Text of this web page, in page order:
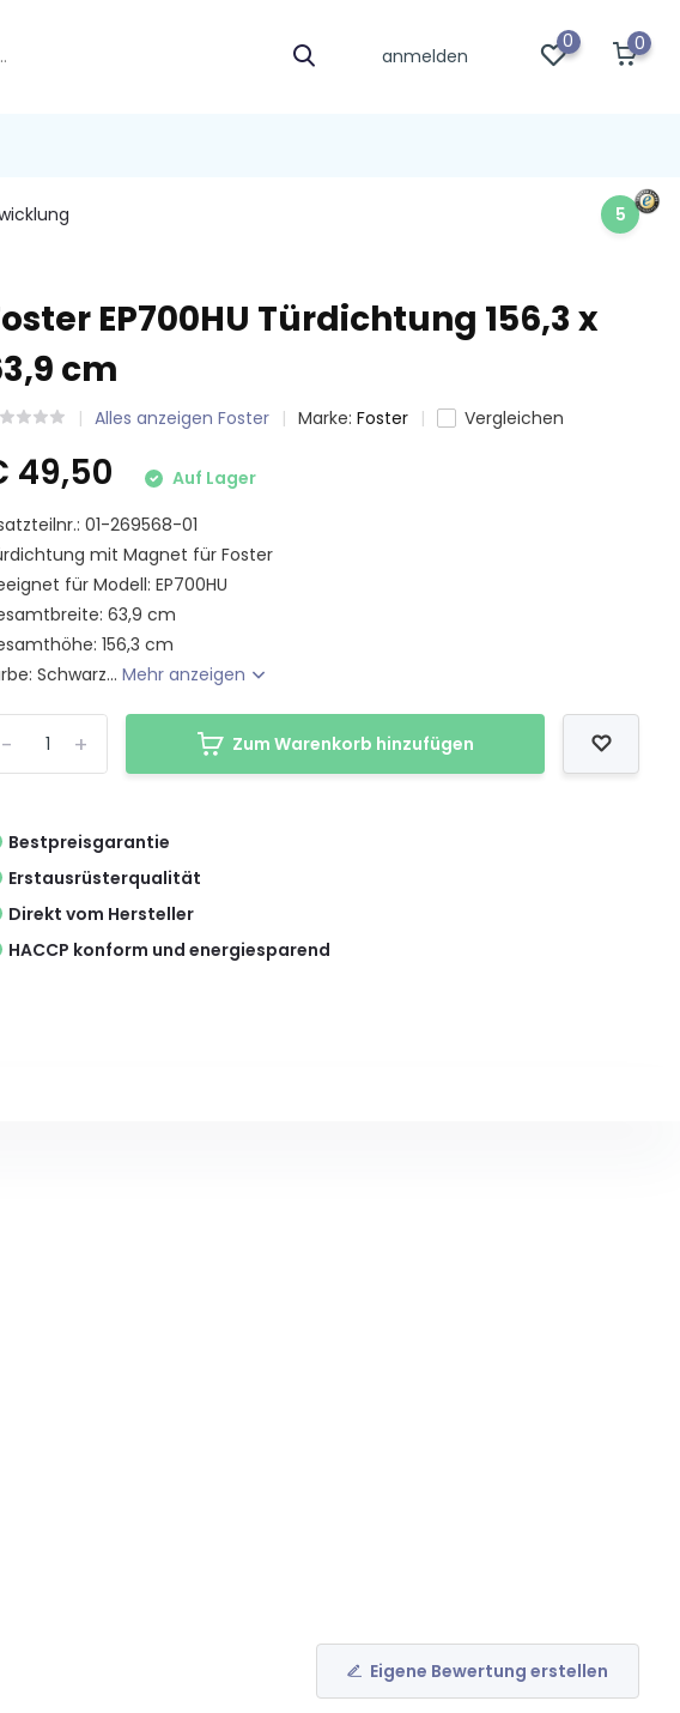
anmelden
0 0
5
EP700HU Türdichtung 156,3 x
cm
Alles anzeigen Foster Marke:Foster Vergleichen
49,50
Auf Lager
01-269568-01
mit Magnet für Foster
für Modell: EP700HU
63,9 cm
156,3 cm
Schwarz...Mehr anzeigen
+
- Zum Warenkorb hinzufügen
Bestpreisgarantie
Erstausrüsterqualität
Direkt vom Hersteller
HACCP konform und energiesparend
Eigene Bewertung erstellen